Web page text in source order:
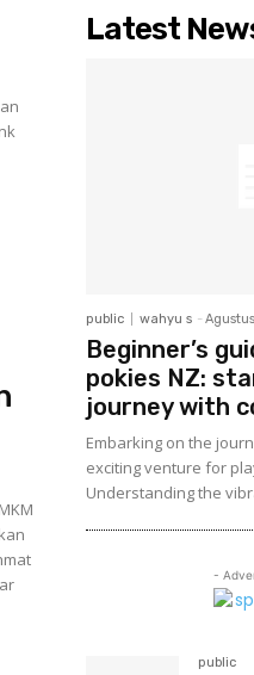
Latest
public wahyu s -
Beginner’s
pokies NZ:
journey with
Embarking on the
exciting venture for
Understanding the
-
public